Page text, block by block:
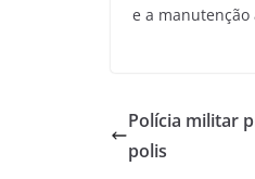
e a manutenção
Polícia militar
polis